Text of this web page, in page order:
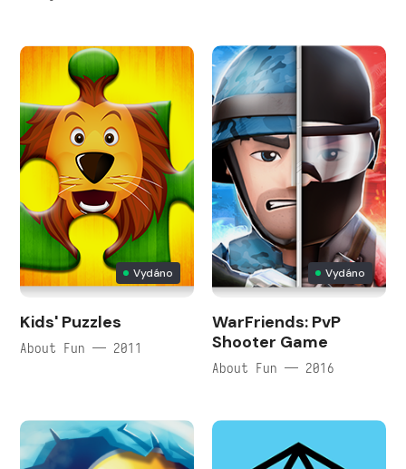
Vydáno
Kids' Puzzles
About Fun — 2011
Vydáno
WarFriends: PvP
Shooter Game
About Fun — 2016